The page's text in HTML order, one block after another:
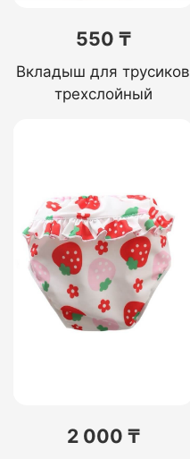
550 ₸
Вкладыш для трусиков
трехслойный
2 000 ₸